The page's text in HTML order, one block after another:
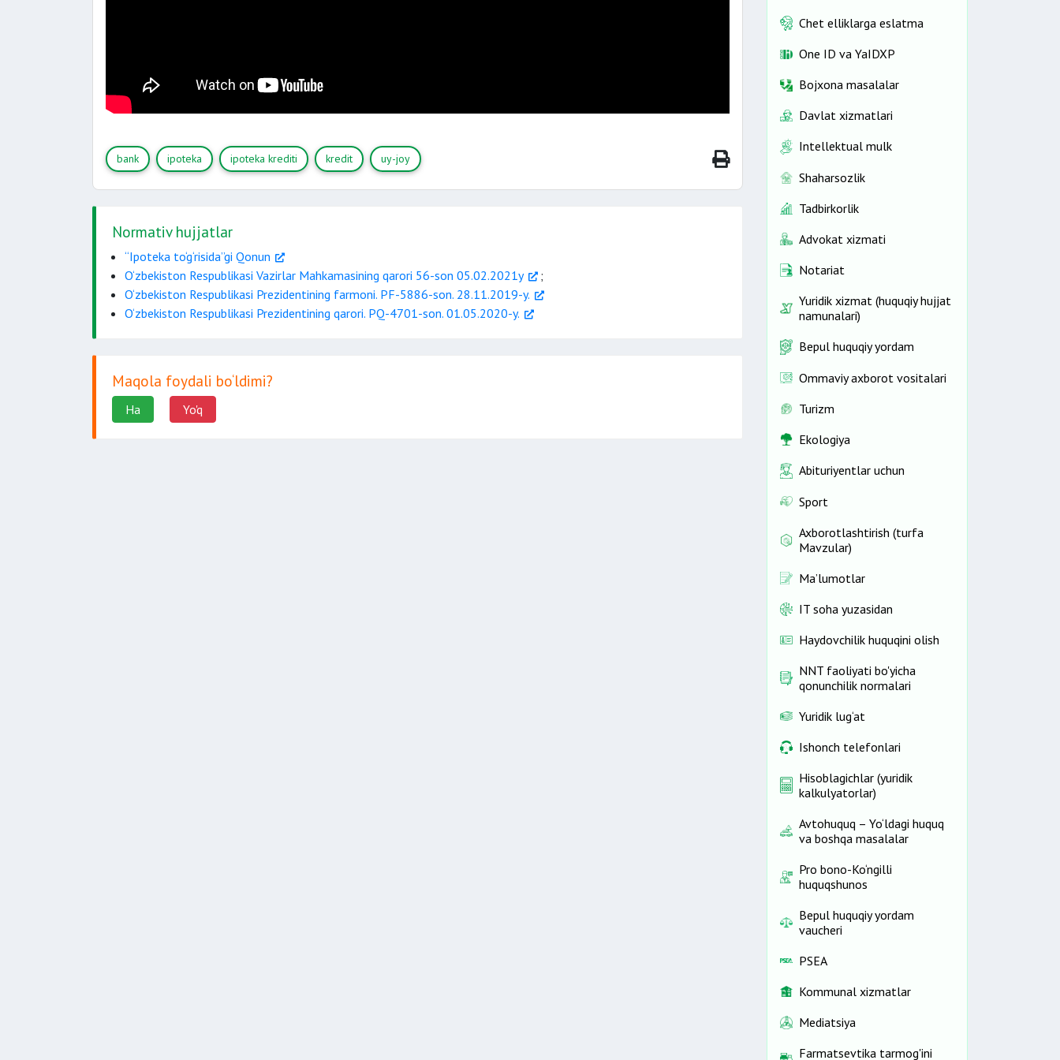
bank ipoteka ipoteka krediti kredit uy-joy
Normativ hujjatlar
“Ipoteka to‘g‘risida”gi Qonun
O‘zbekiston Respublikasi Vazirlar Mahkamasining qarori 56-son 05.02.2021y
;
O‘zbekiston Respublikasi Prezidentining farmoni. PF-5886-son. 28.11.2019-y.
O‘zbekiston Respublikasi Prezidentining qarori. PQ-4701-son. 01.05.2020-y.
Maqola foydali bo‘ldimi?
Ha Yo'q
Chet elliklarga eslatma
One ID vа YaIDXP
Bojxona masalalar
Davlat xizmatlari
Intellektual mulk
Shaharsozlik
Tadbirkorlik
Advokat xizmati
Notariat
Yuridik xizmat (huquqiy hujjat
namunalari)
Bepul huquqiy yordam
Ommaviy axborot vositalari
Turizm
Ekologiya
Abituriyentlar uchun
Sport
Axborotlashtirish (turfa
Mavzular)
Ma’lumotlar
IT soha yuzasidan
Haydovchilik huquqini olish
NNT faoliyati bo'yicha
qonunchilik normalari
Yuridik lug‘at
Ishonch telefonlari
Hisoblagichlar (yuridik
kalkulyatorlar)
Avtohuquq – Yo‘ldagi huquq
va boshqa masalalar
Pro bono-Ko‘ngilli
huquqshunos
Bepul huquqiy yordam
vaucheri
PSEA
Kommunal xizmatlar
Mediatsiya
Farmatsevtika tarmog'ini